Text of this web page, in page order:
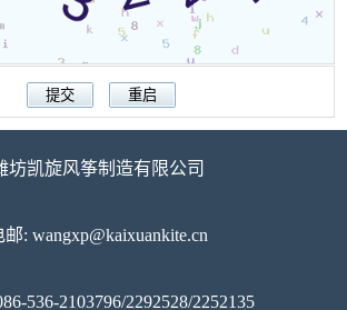
坊凯旋风筝制造有限公司
邮: wangxp@kaixuankite.cn
536-2103796/2292528/2252135